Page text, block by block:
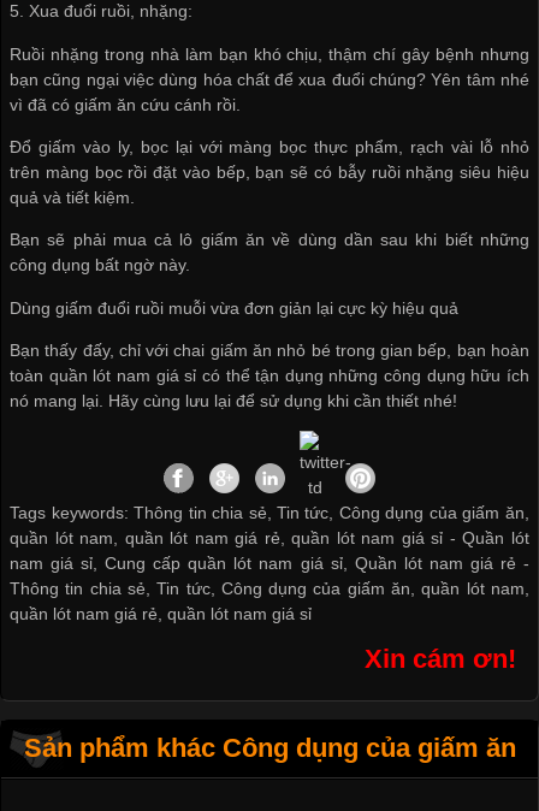
5. Xua đuổi ruồi, nhặng:
Ruồi nhặng trong nhà làm bạn khó chịu, thậm chí gây bệnh nhưng
bạn cũng ngại việc dùng hóa chất để xua đuổi chúng? Yên tâm nhé
vì đã có giấm ăn cứu cánh rồi.
Đổ giấm vào ly, bọc lại với màng bọc thực phẩm, rạch vài lỗ nhỏ
trên màng bọc rồi đặt vào bếp, bạn sẽ có bẫy ruồi nhặng siêu hiệu
quả và tiết kiệm.
Bạn sẽ phải mua cả lô giấm ăn về dùng dần sau khi biết những
công dụng bất ngờ này.
Dùng giấm đuổi ruồi muỗi vừa đơn giản lại cực kỳ hiệu quả
Bạn thấy đấy, chỉ với chai giấm ăn nhỏ bé trong gian bếp, bạn hoàn
toàn quần lót nam giá sỉ có thể tận dụng những công dụng hữu ích
nó mang lại. Hãy cùng lưu lại để sử dụng khi cần thiết nhé!
Tags keywords: Thông tin chia sẻ, Tin tức, Công dụng của giấm ăn,
quần lót nam, quần lót nam giá rẻ, quần lót nam giá sỉ -Quần lót
nam giá sỉ,Cung cấp quần lót nam giá sỉ, Quần lót nam giá rẻ -
Thông tin chia sẻ,Tin tức, Công dụng của giấm ăn,quần lót nam,
quần lót nam giá rẻ,quần lót nam giá sỉ
Xin cám ơn!
Sản phẩm khác Công dụng của giấm ăn